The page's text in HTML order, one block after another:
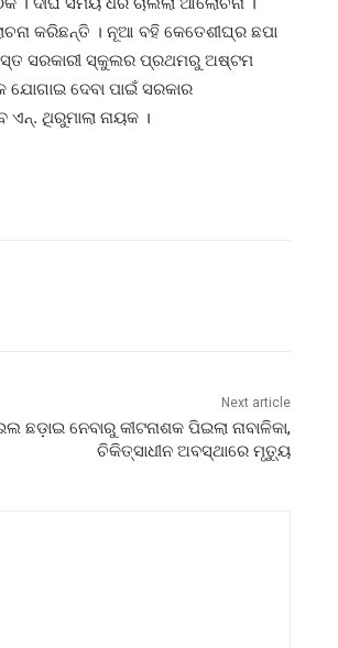
କରିଛନ୍ତି । ନୂଆ ବହି କେତେଶୀଘ୍ର ଛପା
ସରକାରୀ ସ୍କୁଲର ପ୍ରଥମରୁ ଅଷ୍ଟମ
ଯୋଗାଇ ଦେବା ପାଇଁ ସରକାର
ଥିରୁମାଲା ନାୟକ ।
Next article
ଛଡ଼ାଇ ନେବାରୁ କୀଟନାଶକ ପିଇଲା ନାବାଳିକା,
ଚିକିତ୍ସାଧୀନ ଅବସ୍ଥାରେ ମୃତ୍ୟୁ